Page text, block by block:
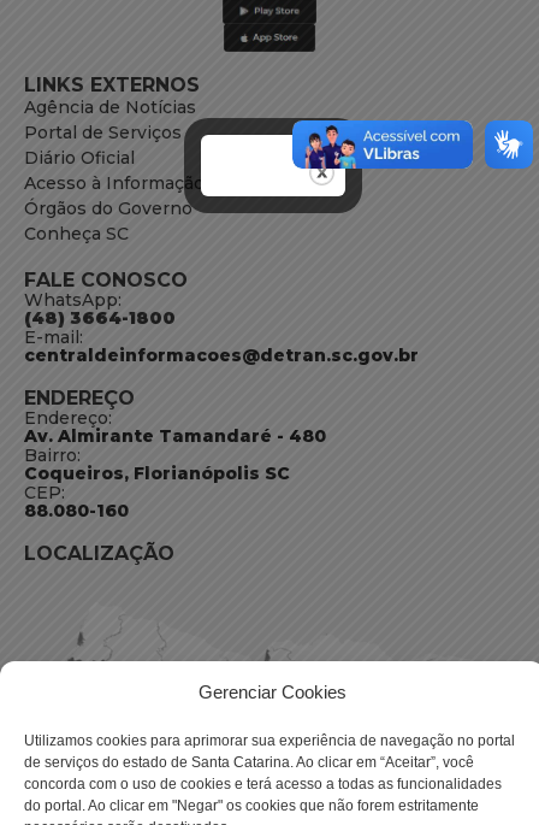
Gerenciar Cookies
Utilizamos cookies para aprimorar sua experiência de navegação no portal
de serviços do estado de Santa Catarina. Ao clicar em “Aceitar”, você
concorda com o uso de cookies e terá acesso a todas as funcionalidades
do portal. Ao clicar em "Negar" os cookies que não forem estritamente
LINKS EXTERNOS
Agência de Notícias
Portal de Serviços
Diário Oficial
Acesso à Informação
Órgãos do Governo
Conheça SC
FALE CONOSCO
WhatsApp:
(48) 3664-1800
E-mail:
centraldeinformacoes@detran.sc.gov.br
ENDEREÇO
Endereço:
Av. Almirante Tamandaré - 480
Bairro:
Coqueiros, Florianópolis SC
CEP:
88.080-160
LOCALIZAÇÃO